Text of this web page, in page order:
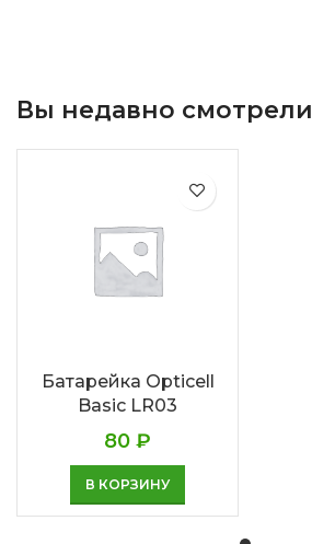
Вы недавно смотрели
Батарейка Opticell
Basic LR03
80 ₽
В КОРЗИНУ